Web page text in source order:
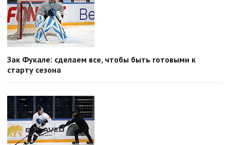
Зак Фукале: сделаем все, чтобы быть готовыми к
старту сезона